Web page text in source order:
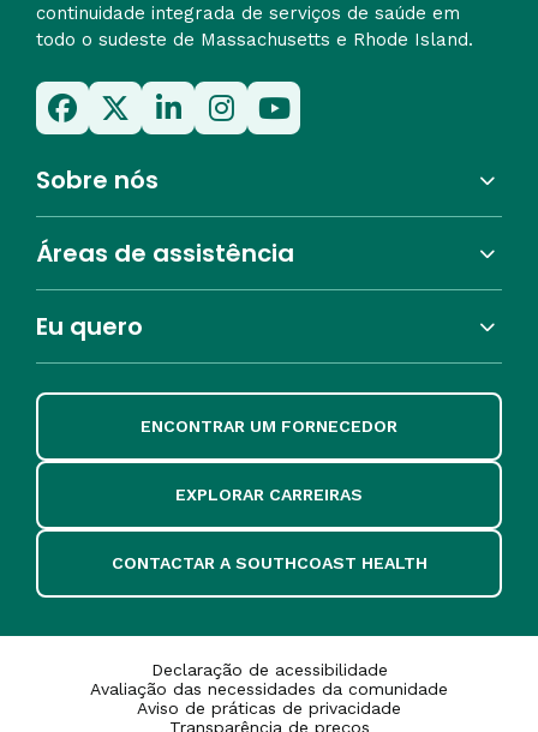
continuidade integrada de serviços de saúde em
todo o sudeste de Massachusetts e Rhode Island.
Sobre nós
Áreas de assistência
Eu quero
ENCONTRAR UM FORNECEDOR
EXPLORAR CARREIRAS
CONTACTAR A SOUTHCOAST HEALTH
Declaração de acessibilidade
Avaliação das necessidades da comunidade
Aviso de práticas de privacidade
Transparência de preços